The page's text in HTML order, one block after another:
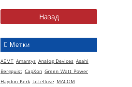
Метки
AEMT Amantys Analog Devices Asahi
Bergquist CapXon Green Watt Power
Haydon Kerk Littelfuse MACOM